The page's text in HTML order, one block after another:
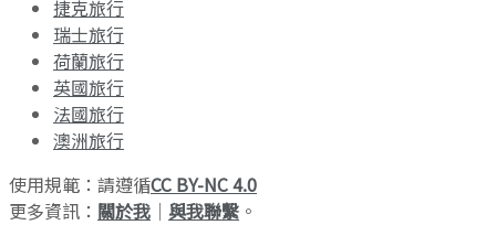
捷克旅行
瑞士旅行
荷蘭旅行
英國旅行
法國旅行
澳洲旅行
使用規範：請遵循CC BY-NC 4.0
更多資訊： 關於我 ｜ 與我聯繫 。